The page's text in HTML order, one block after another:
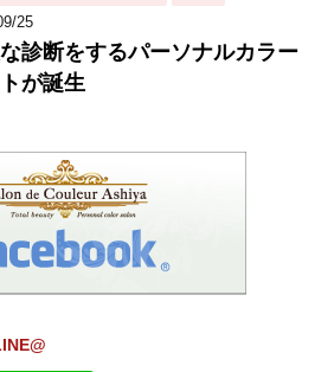
25
診断をするパーソナルカラー
が誕生